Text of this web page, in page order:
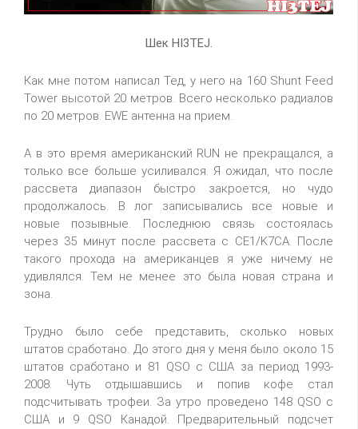
Шек HI3TEJ.
Как мне потом написал Тед, у него на 160 Shunt Feed
Tower высотой 20 метров. Всего несколько радиалов
по 20 метров. EWE антенна на прием.
А в это время американский RUN не прекращался, а
только все больше усиливался. Я ожидал, что после
рассвета диапазон быстро закроется, но чудо
продолжалось. В лог записывались все новые и
новые позывные. Последнюю связь состоялась
через 35 минут после рассвета с CE1/K7CA. После
такого прохода на американцев я уже ничему не
удивлялся. Тем не менее это была новая страна и
зона.
Трудно было себе представить, сколько новых
штатов сработано. До этого дня у меня было около 15
штатов сработано и 81 QSO с США за период 1993-
2008. Чуть отдышавшись и попив кофе стал
подсчитывать трофеи. За утро проведено 148 QSO с
США и 9 QSO Канадой. Предварительный подсчет